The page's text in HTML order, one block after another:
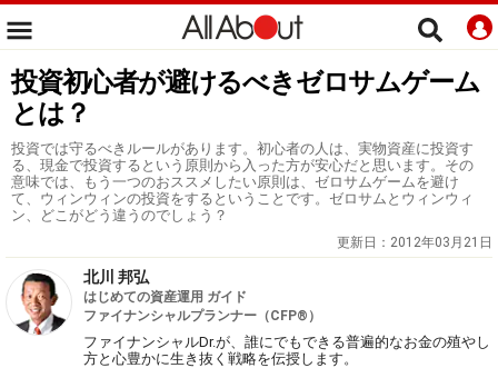
投資初心者が避けるべきゼロサムゲーム
とは？
投資では守るべきルールがあります。初心者の人は、実物資産に投資す
る、現金で投資するという原則から入った方が安心だと思います。その
意味では、もう一つのおススメしたい原則は、ゼロサムゲームを避け
て、ウィンウィンの投資をするということです。ゼロサムとウィンウィ
ン、どこがどう違うのでしょう？
更新日： 2012年03月21日
北川 邦弘
はじめての資産運用 ガイド
ファイナンシャルプランナー（CFP®）
ファイナンシャルDr.が、誰にでもできる普遍的なお金の殖やし
方と心豊かに生き抜く戦略を伝授します。